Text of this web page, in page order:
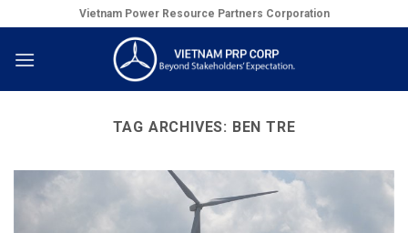
to
content
Vietnam Power Resource Partners Corporation
TAG ARCHIVES: BEN TRE